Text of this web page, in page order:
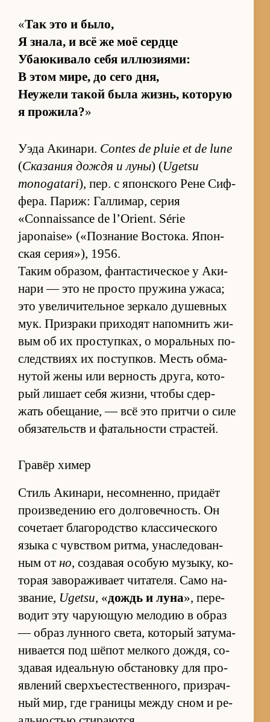
«Так это и бы­ло,
Я зна­ла, и всё же моё сердце
Уба­ю­ки­вало себя ил­лю­зи­я­ми:
В этом ми­ре, до сего дня,
Не­ужели та­кой была жизнь, ко­то­рую
я про­жи­ла?»
Уэда Аки­на­ри. Contes de pluie et de lune
(Ска­за­ния до­ждя и луны) (Ugetsu
monogatari), пер. с япон­ского Рене Сиф­
фе­ра. Па­риж: Гал­ли­мар, се­рия
«Connaissance de l’Orient. Série
japonaise» («­По­зна­ние Вос­то­ка. Япон­
ская се­ри­я»), 1956.
Та­ким об­ра­зом, фан­та­сти­че­ское у Аки­
нари — это не про­сто пру­жина ужа­са;
это уве­ли­чи­тель­ное зер­кало ду­шев­ных
мук. При­зраки при­хо­дят на­по­мнить жи­
вым об их про­ступ­ках, о мо­раль­ных по­
след­ствиях их по­ступ­ков. Месть об­ма­
ну­той жены или вер­ность дру­га, ко­то­
рый ли­шает себя жиз­ни, чтобы сдер­
жать обе­ща­ние, — всё это притчи о силе
обя­за­тельств и фа­таль­но­сти стра­стей.
Гравёр химер
Стиль Аки­на­ри, не­со­мнен­но, при­даёт
про­из­ве­де­нию его дол­го­веч­ность. Он
со­че­тает бла­го­род­ство клас­си­че­ского
языка с чув­ством рит­ма, уна­сле­до­ван­
ным от но, со­зда­вая осо­бую му­зы­ку, ко­
то­рая за­во­ра­жи­вает чи­та­те­ля. Само на­
зва­ние, Ugetsu, «дождь и луна», пе­ре­
во­дит эту ча­ру­ю­щую ме­ло­дию в об­раз
— об­раз лун­ного све­та, ко­то­рый за­ту­ма­
ни­ва­ется под шё­пот мел­кого до­ждя, со­
зда­вая иде­аль­ную об­ста­новку для про­
яв­ле­ний сверх­ъесте­ствен­но­го, при­зрач­
ный мир, где гра­ницы между сном и ре­